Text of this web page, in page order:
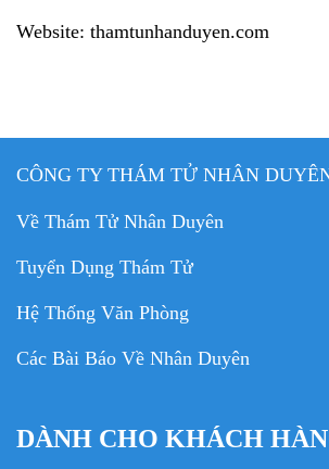
Website: thamtunhanduyen.com
CÔNG TY THÁM TỬ NHÂN
Về Thám Tử Nhân Duyên
Tuyển Dụng Thám Tử
Hệ Thống Văn Phòng
Các Bài Báo Về Nhân Duyên
DÀNH CHO KHÁCH